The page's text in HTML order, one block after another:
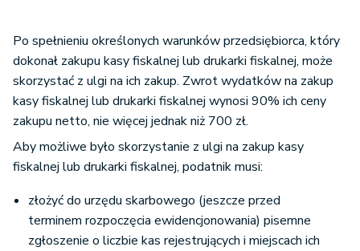
Po spełnieniu określonych warunków przedsiębiorca, który
dokonał zakupu kasy fiskalnej lub drukarki fiskalnej, może
skorzystać z ulgi na ich zakup. Zwrot wydatków na zakup
kasy fiskalnej lub drukarki fiskalnej wynosi 90% ich ceny
zakupu netto, nie więcej jednak niż 700 zł.
Aby możliwe było skorzystanie z ulgi na zakup kasy
fiskalnej lub drukarki fiskalnej, podatnik musi:
złożyć do urzędu skarbowego (jeszcze przed
terminem rozpoczęcia ewidencjonowania) pisemne
zgłoszenie o liczbie kas rejestrujących i miejscach ich